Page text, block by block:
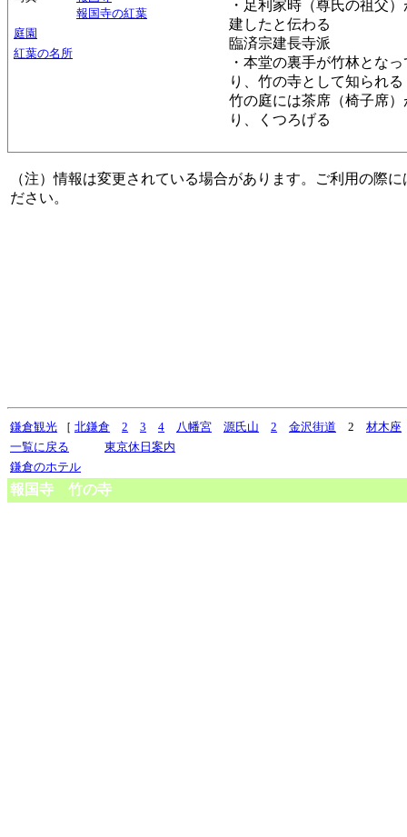
報国寺の紅葉
庭園
紅葉の名所
・足利家時（尊氏の祖父
建したと伝わる
臨済宗建長寺派
・本堂の裏手が竹林とな
り、竹の寺として知られる
竹の庭には茶席（椅子席）
り、くつろげる
（注）情報は変更されている場合があります。ご利用の際
ださい。
鎌倉観光 ［ 北鎌倉 2 3 4 八幡宮 源氏山 2 金沢街道 2 材木座
一覧に戻る
東京休日案内
鎌倉のホテル
報国寺 竹の寺